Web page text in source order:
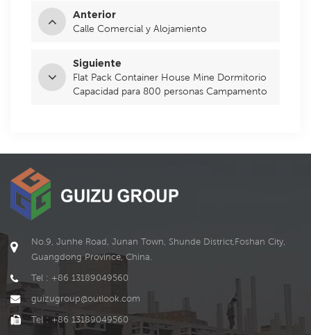
Anterior
Calle Comercial y Alojamiento
Siguiente
Flat Pack Container House Mine Dormitorio
Capacidad para 800 personas Campamento
No.9, Junhe Road, Junan Town, Shunde District,Foshan City,
Guangdong Province, China.
Tel : +86 13189049560
guizugroup@outlook.com
Tel : +86 13189049560